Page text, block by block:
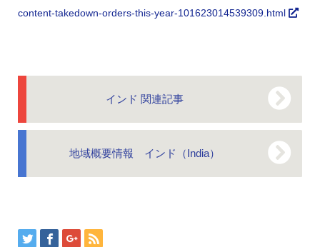
content-takedown-orders-this-year-101623014539309.html
インド 関連記事
地域概要情報 インド（India）